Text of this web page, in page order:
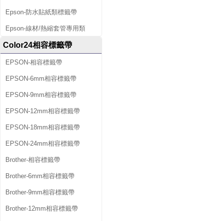
Epson-防水貼紙類標籤帶
Epson-線材/熱縮套管專用類
Color24相容標籤帶
EPSON-相容標籤帶
EPSON-6mm相容標籤帶
EPSON-9mm相容標籤帶
EPSON-12mm相容標籤帶
EPSON-18mm相容標籤帶
EPSON-24mm相容標籤帶
Brother-相容標籤帶
Brother-6mm相容標籤帶
Brother-9mm相容標籤帶
Brother-12mm相容標籤帶